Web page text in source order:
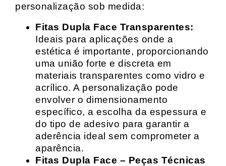
personalização sob medida:
Fitas Dupla Face Transparentes:
Ideais para aplicações onde a
estética é importante, proporcionando
uma união forte e discreta em
materiais transparentes como vidro e
acrílico. A personalização pode
envolver o dimensionamento
específico, a escolha da espessura e
do tipo de adesivo para garantir a
aderência ideal sem comprometer a
aparência.
Fitas Dupla Face – Peças Técnicas